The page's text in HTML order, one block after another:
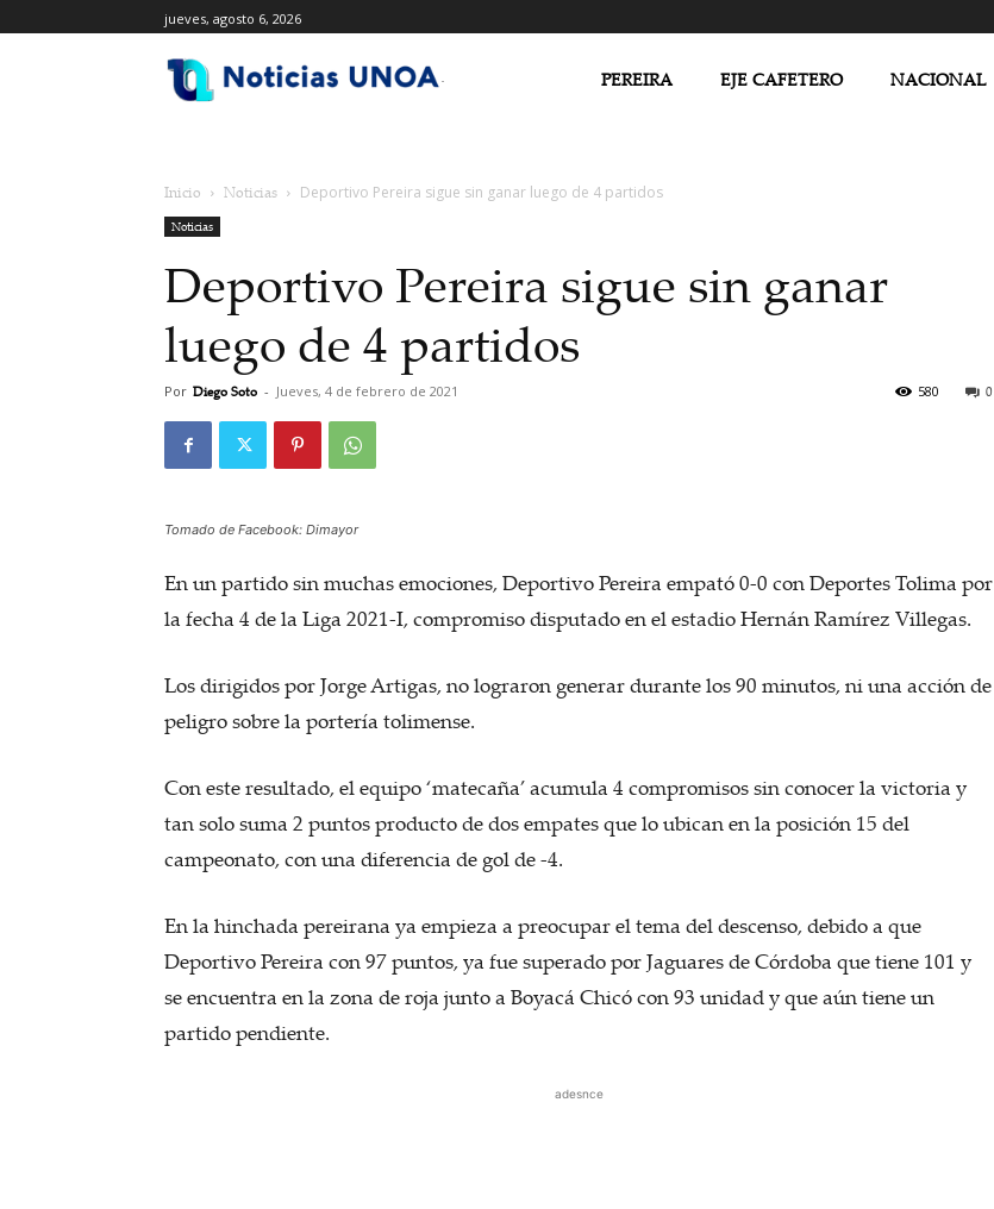
jueves, agosto 6, 2026
PEREIRA EJE CAFETERO NACIONAL
Inicio Noticias Deportivo Pereira sigue sin ganar luego de 4 partidos
Noticias
Deportivo Pereira sigue sin ganar
luego de 4 partidos
Por Diego Soto - Jueves, 4 de febrero de 2021 0
580
Tomado de Facebook: Dimayor
En un partido sin muchas emociones, Deportivo Pereira empató 0-0 con Deportes Tolima por
la fecha 4 de la Liga 2021-I, compromiso disputado en el estadio Hernán Ramírez Villegas.
Los dirigidos por Jorge Artigas, no lograron generar durante los 90 minutos, ni una acción de
peligro sobre la portería tolimense.
Con este resultado, el equipo ‘matecaña’ acumula 4 compromisos sin conocer la victoria y
tan solo suma 2 puntos producto de dos empates que lo ubican en la posición 15 del
campeonato, con una diferencia de gol de -4.
En la hinchada pereirana ya empieza a preocupar el tema del descenso, debido a que
Deportivo Pereira con 97 puntos, ya fue superado por Jaguares de Córdoba que tiene 101 y
se encuentra en la zona de roja junto a Boyacá Chicó con 93 unidad y que aún tiene un
partido pendiente.
adesnce